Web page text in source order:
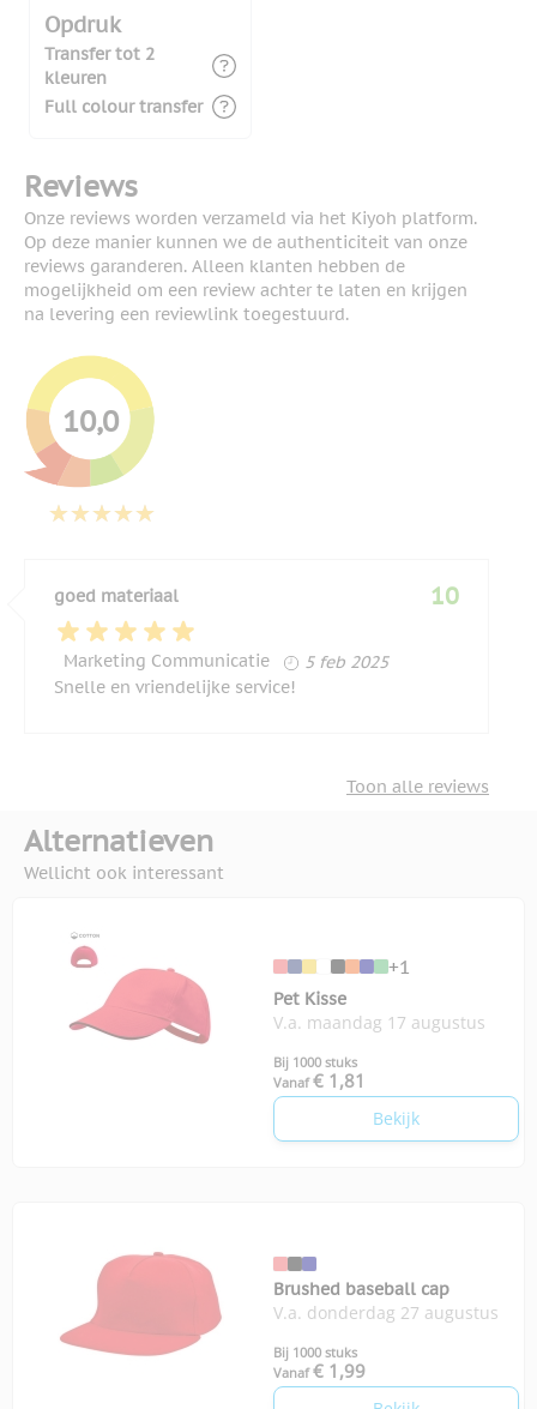
Opdruk
Transfer tot 2
kleuren
Full colour transfer
Reviews
Onze reviews worden verzameld via het Kiyoh platform.
Op deze manier kunnen we de authenticiteit van onze
reviews garanderen. Alleen klanten hebben de
mogelijkheid om een review achter te laten en krijgen
na levering een reviewlink toegestuurd.
10,0
goed materiaal
Marketing Communicatie 5 februari 2025
5 feb 2025
10
Snelle en vriendelijke service!
Toon alle reviews
Alternatieven
Wellicht ook interessant
+1
Pet Kisse
V.a. maandag 17 augustus
Bij 1000 stuks
Vanaf € 1,81
Bekijk
Brushed baseball cap
V.a. donderdag 27 augustus
Bij 1000 stuks
Vanaf € 1,99